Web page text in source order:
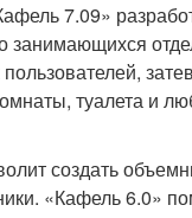
7.09»
занимающихся
пользователей,
туалета и
создать
«Кафель 6.0»